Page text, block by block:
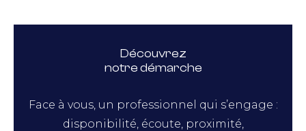
Découvrez
notre démarche
Face à vous, un professionnel qui s’engage :
disponibilité, écoute, proximité,